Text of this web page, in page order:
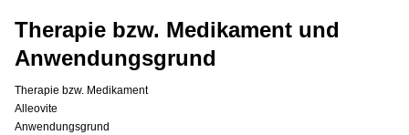
Therapie bzw. Medikament und
Anwendungsgrund
Therapie bzw. Medikament
Alleovite
Anwendungsgrund